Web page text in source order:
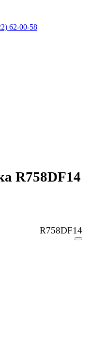
62-00-58
R758DF14
R758DF14